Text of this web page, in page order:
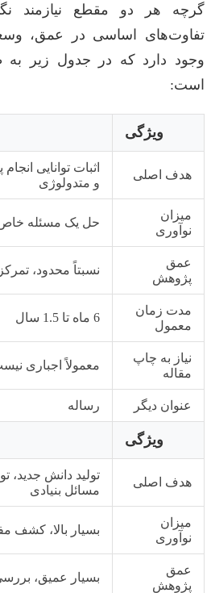
گرچه هر دو مقطع نیازمند
تفاوت‌های اساسی در عمق،
وجود دارد که در جدول زیر
است:
ویژگی
هدف اصلی
اثبات توانایی
و متدولوژی
میزان
نوآوری
حل یک مسئله
عمق
پژوهش
نسبتاً محدود،
مدت زمان
معمول
6 ماه تا 1.5 سال
نیاز به چاپ
مقاله
معمولاً اجباری
عنوان دیگر رساله
ویژگی
هدف اصلی
تولید دانش
مسائل بنیادی
میزان
نوآوری
بسیار بالا، کشف
عمق
پژوهش
بسیار عمیق،